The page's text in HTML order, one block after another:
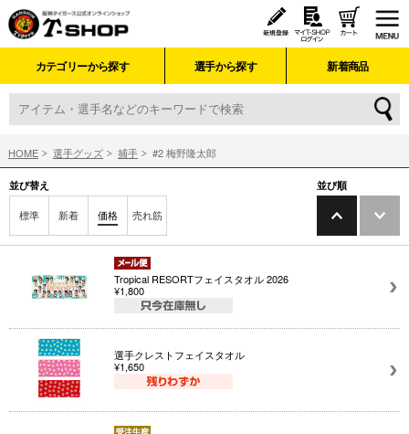
カテゴリーから探す 選手から探す 新着商品
HOME 選手グッズ 捕手 #2 梅野隆太郎
並び替え
標準 新着 価格 売れ筋
並び順
Tropical RESORTフェイスタオル 2026
¥1,800
選手クレストフェイスタオル
¥1,650